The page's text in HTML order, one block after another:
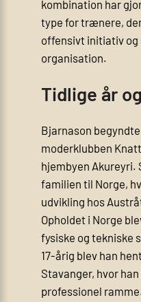
kombination har
type for trænere,
offensivt initiativ
organisation.
Tidlige år
Bjarnason
moderklubben
hjembyen Akureyri.
familien til Norge,
udvikling hos
Opholdet i Norge
fysiske og tekniske
17-årig blev han
Stavanger, hvor
professionel